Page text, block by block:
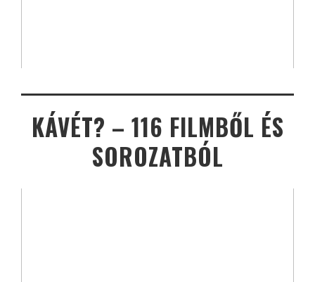
KÁVÉT? – 116 FILMBŐL ÉS
SOROZATBÓL